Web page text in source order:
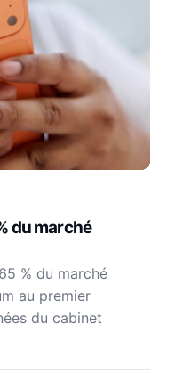
du marché
% du marché
au premier
du cabinet